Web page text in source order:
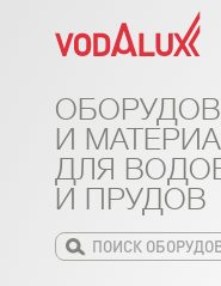
И
ДЛЯ
И ПРУДОВ